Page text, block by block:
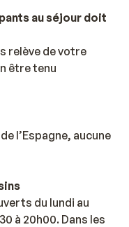
au séjour doit
relève de votre
être tenu
l’Espagne, aucune
du lundi au
à 20h00. Dans les